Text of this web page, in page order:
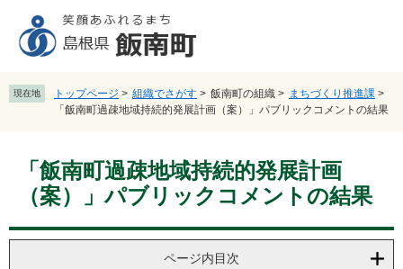
先
頭
を
飛
現在地 トップページ > 組織でさがす > 飯南町の組織 > まちづくり推進課 >
「飯南町過疎地域持続的発展計画（案）」パブリックコメントの結果
「飯南町過疎地域持続的発展計画
（案）」パブリックコメントの結果
ページ内目次